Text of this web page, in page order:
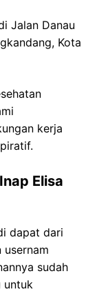
Jalan Danau
Kota
kerja
Elisa
dapat dari
usernam
sudah
untuk